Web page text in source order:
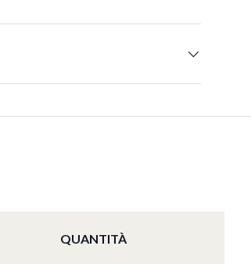
QUANTITÀ